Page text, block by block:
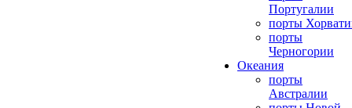
Португалии
порты
порты
Черногории
Океания
порты
Австралии